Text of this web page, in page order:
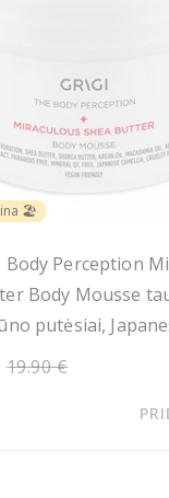
🏖️
Perception
Body Mousse
putėsiai,
19.90 €